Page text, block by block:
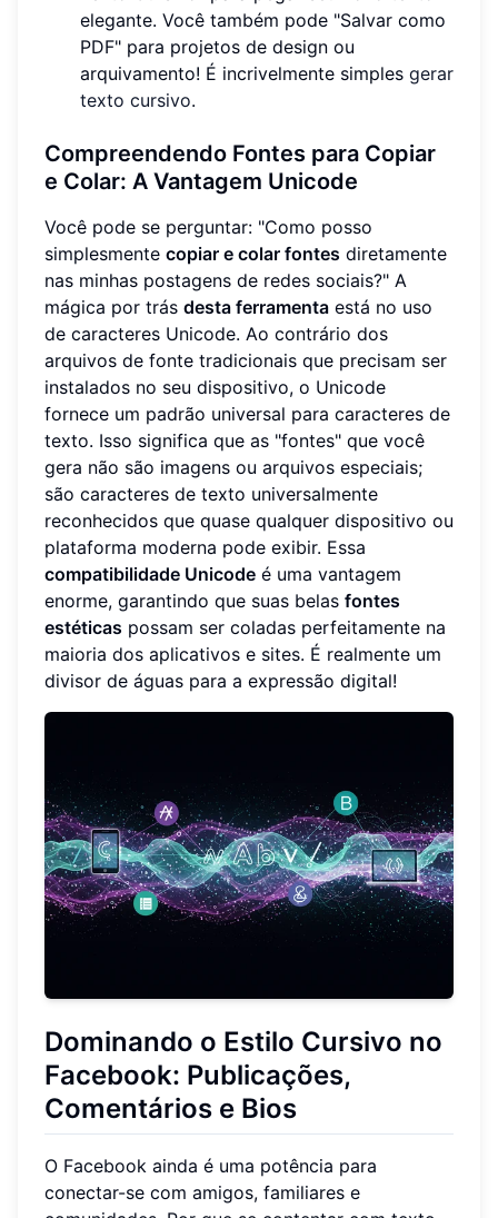
elegante. Você também pode "Salvar como
PDF" para projetos de design ou
arquivamento! É incrivelmente simples gerar
texto cursivo.
Compreendendo Fontes para Copiar
e Colar: A Vantagem Unicode
Você pode se perguntar: "Como posso
simplesmente copiar e colar fontes diretamente
nas minhas postagens de redes sociais?" A
mágica por trás desta ferramenta está no uso
de caracteres Unicode. Ao contrário dos
arquivos de fonte tradicionais que precisam ser
instalados no seu dispositivo, o Unicode
fornece um padrão universal para caracteres de
texto. Isso significa que as "fontes" que você
gera não são imagens ou arquivos especiais;
são caracteres de texto universalmente
reconhecidos que quase qualquer dispositivo ou
plataforma moderna pode exibir. Essa
compatibilidade Unicode é uma vantagem
enorme, garantindo que suas belas fontes
estéticas possam ser coladas perfeitamente na
maioria dos aplicativos e sites. É realmente um
divisor de águas para a expressão digital!
Dominando o Estilo Cursivo no
Facebook: Publicações,
Comentários e Bios
O Facebook ainda é uma potência para
conectar-se com amigos, familiares e